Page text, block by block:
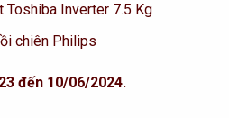
Toshiba Inverter 7.5 Kg
chiên Philips
đến 10/06/2024.